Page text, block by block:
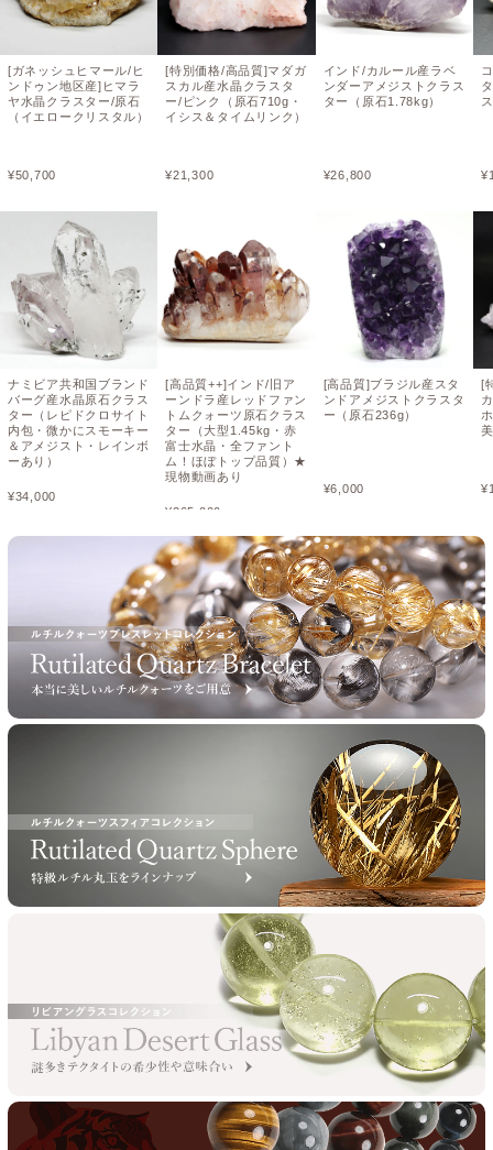
[ガネッシュヒマール/ヒ
ンドゥン地区産]ヒマラ
ヤ水晶クラスター/原石
（イエロークリスタル）
¥50,700
ナミビア共和国ブランド
バーグ産水晶原石クラス
ター（レピドクロサイト
内包・微かにスモーキー
＆アメジスト・レインボ
ーあり）
¥34,000
[特別価格/高品質]マダガ
スカル産水晶クラスタ
ー/ピンク（原石710g・
イシス＆タイムリンク）
¥21,300
[高品質++]インド/旧ア
ーンドラ産レッドファン
トムクォーツ原石クラス
ター（大型1.45kg・赤
富士水晶・全ファント
ム！ほぼトップ品質）★
現物動画あり
¥265,000
インド/カルール産ラベ
ンダーアメジストクラス
ター（原石1.78kg）
¥26,800
[高品質]ブラジル産スタ
ンドアメジストクラスタ
ー（原石236g）
¥6,000
¥
[
¥